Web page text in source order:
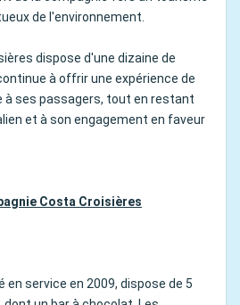
de l'environnement.
dispose d'une dizaine de
à offrir une expérience de
à ses passagers, tout en restant
et à son engagement en faveur
Costa Croisières
en service en 2009, dispose de 5